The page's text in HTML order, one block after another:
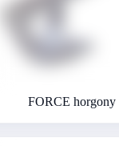
FORCE horgony